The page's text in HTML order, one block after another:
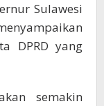
Sulawesi
DPRD yang
semakin